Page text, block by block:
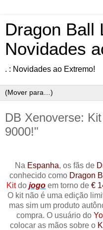
Dragon Ball
Novidades
. : Novidades ao Extremo!
DB Xenoverse:
9000!"
Na Espanha, os fãs de
conhecido como Dragon
Kitdo jogo em torno de €
O kit não é uma edição
mas sim um produto
compra. O usuário do
colocar as mãos sobre o